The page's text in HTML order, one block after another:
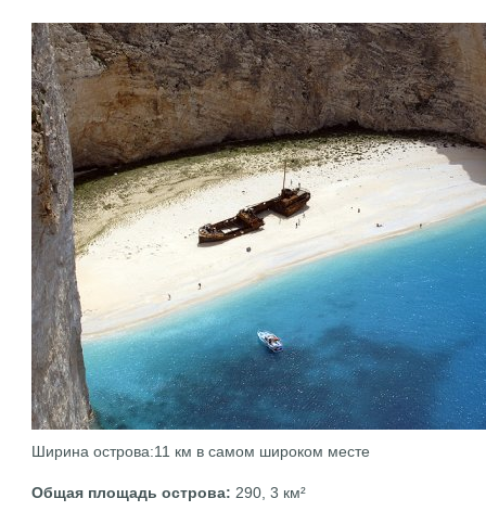
Ширина острова:11 км в самом широком месте
Общая площадь острова: 290, 3 км²